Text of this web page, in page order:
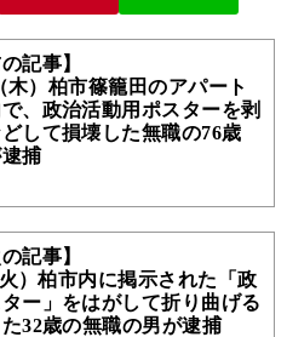
記事】
木）柏市篠籠田のアパート
、政治活動用ポスターを剥
して損壊した無職の76歳
捕
記事】
）柏市内に掲示された「政
ー」をはがして折り曲げる
32歳の無職の男が逮捕